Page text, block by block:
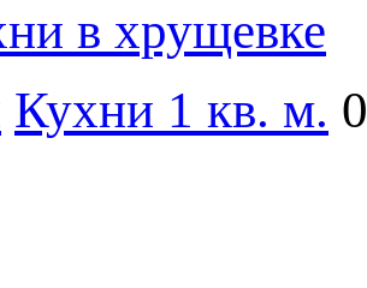
в хрущевке
Кухни 1 кв. м.